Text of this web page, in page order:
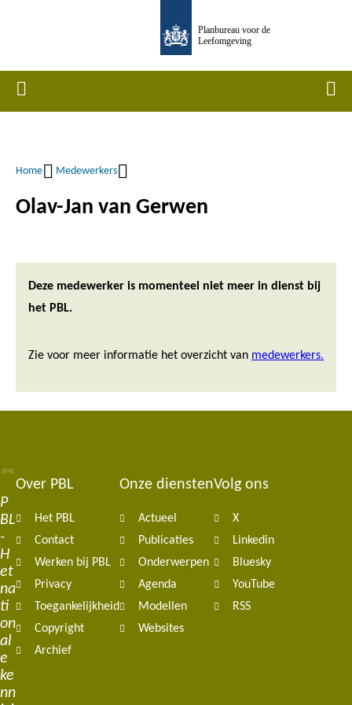
inhoud
Planbureau voor de
Leefomgeving
Home
Kruimelpad
Home Medewerkers
Olav-Jan van Gerwen
Deze medewerker is momenteel niet meer in dienst bij
het PBL.
Zie voor meer informatie het overzicht van medewerkers.
P
BL
-
H
et
na
ti
on
al
e
ke
nn
Footer
navigation
Over PBL
Het PBL
Contact
Werken bij PBL
Privacy
Toegankelijkheid
Copyright
Archief
Onze diensten
Actueel
Publicaties
Onderwerpen
Agenda
Modellen
Websites
Volg ons
X
Linkedin
Bluesky
YouTube
RSS